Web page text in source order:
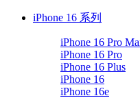
iPhone 16 系列
iPhone 16 Pro
iPhone 16 Pro
iPhone 16 Plus
iPhone 16
iPhone 16e